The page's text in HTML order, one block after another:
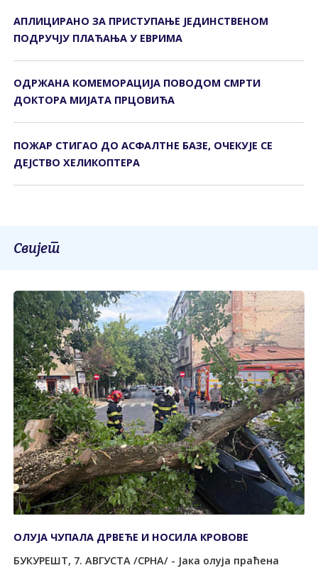
АПЛИЦИРАНО ЗА ПРИСТУПАЊЕ ЈЕДИНСТВЕНОМ
ПОДРУЧЈУ ПЛАЋАЊА У ЕВРИМА
ОДРЖАНА КОМЕМОРАЦИЈА ПОВОДОМ СМРТИ
ДОКТОРА МИЈАТА ПРЦОВИЋА
ПОЖАР СТИГАО ДО АСФАЛТНЕ БАЗЕ, ОЧЕКУЈЕ СЕ
ДЕЈСТВО ХЕЛИКОПТЕРА
Свијет
ОЛУЈА ЧУПАЛА ДРВЕЋЕ И НОСИЛА КРОВОВЕ
БУКУРЕШT, 7. АВГУСТА /СРНА/ - Јака олуја праћена